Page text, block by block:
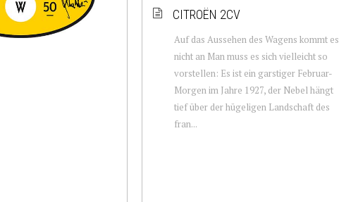
CITROËN 2CV
Auf das Aussehen des Wagens kommt es
nicht an Man muss es sich vielleicht so
vorstellen: Es ist ein garstiger Februar-
Morgen im Jahre 1927, der Nebel hängt
tief über der hügeligen Landschaft des
fran...